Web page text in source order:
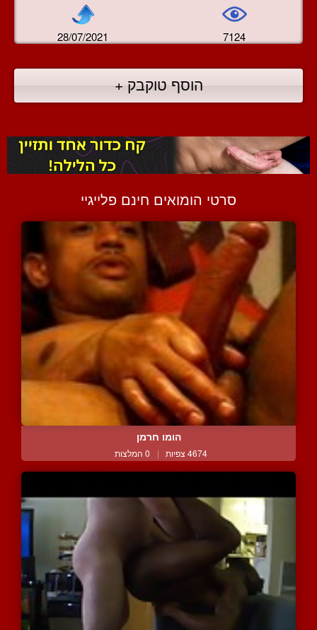
28/07/2021 7124
הוסף טוקבק +
סרטי הומואים חינם פלייגיי
הומו חרמן
4674 צפיות | 0 המלצות